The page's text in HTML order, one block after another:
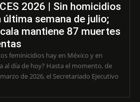
2026 | Sin homicidios
última semana de julio;
mantiene 87 muertes
feminicidios hay en México y en
hoy? Hasta el momento, de
de 2026, el Secretariado Ejecutivo